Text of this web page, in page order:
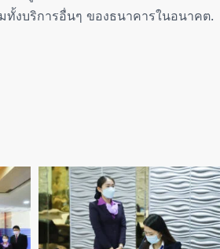
ทั้งบริการอื่นๆ ของธนาคารในอนาคต.